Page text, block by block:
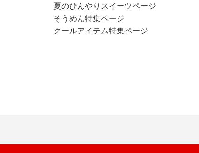
夏のひんやりスイーツページ
そうめん特集ページ
クールアイテム特集ページ